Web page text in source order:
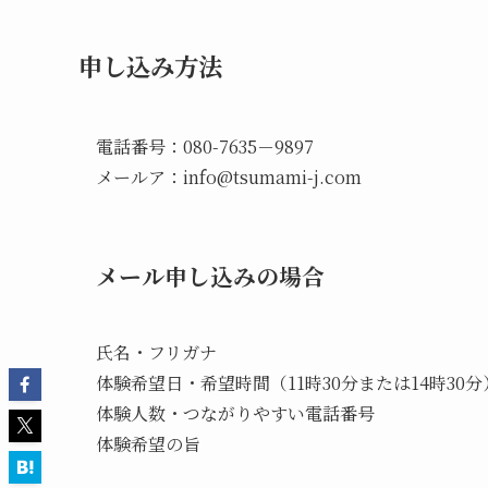
申し込み方法
電話番号：080-7635－9897
メールア： info@tsumami-j.com
メール申し込みの場合
氏名・フリガナ
体験希望日・希望時間（11時30分または14時30分
体験人数・つながりやすい電話番号
体験希望の旨